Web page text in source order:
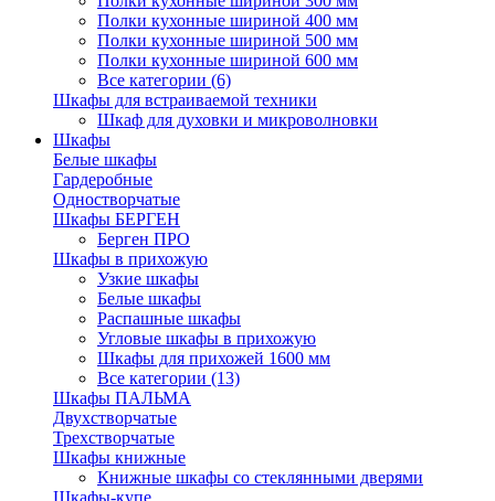
Полки кухонные шириной 400 мм
Полки кухонные шириной 500 мм
Полки кухонные шириной 600 мм
Все категории (6)
Шкафы для встраиваемой техники
Шкаф для духовки и микроволновки
Шкафы
Белые шкафы
Гардеробные
Одностворчатые
Шкафы БЕРГЕН
Берген ПРО
Шкафы в прихожую
Узкие шкафы
Белые шкафы
Распашные шкафы
Угловые шкафы в прихожую
Шкафы для прихожей 1600 мм
Все категории (13)
Шкафы ПАЛЬМА
Двухстворчатые
Трехстворчатые
Шкафы книжные
Книжные шкафы со стеклянными дверями
Шкафы-купе